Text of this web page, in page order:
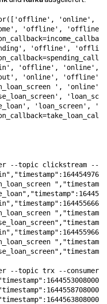
'online',
'offline',
'offline',
'offline', 'online',
'online', 'offline',
',
'loan_screen',
--topic clickstream
--topic trx --